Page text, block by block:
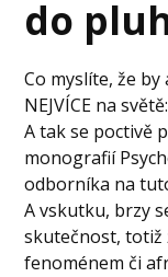
do
Co myslíte, že
NEJVÍCE na
A tak se poctivě
monografií
odborníka na
A vskutku, brzy
skutečnost, totiž
fenoménem či